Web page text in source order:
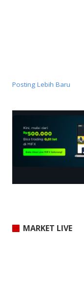
Posting Lebih Baru
MARKET LIVE